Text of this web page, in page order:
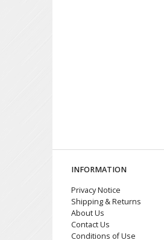
INFORMATION
Privacy Notice
Shipping & Returns
About Us
Contact Us
Conditions of Use